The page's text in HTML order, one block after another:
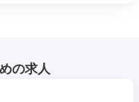
の求人